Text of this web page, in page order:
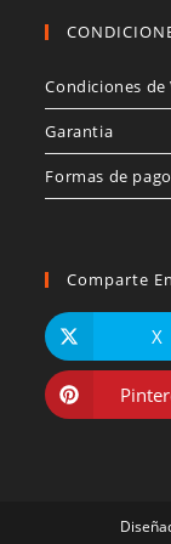
Condiciones de
Garantia
Formas de pago
Comparte
X